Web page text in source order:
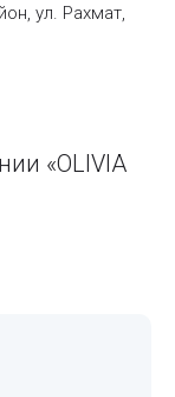
ул. Рахмат,
«OLIVIA